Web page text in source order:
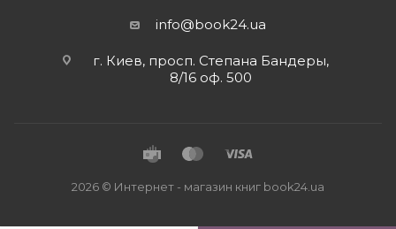
info@book24.ua
г. Киев, просп. Степана Бандеры,
8/16 оф. 500
2026 © Интернет - магазин книг book24.ua